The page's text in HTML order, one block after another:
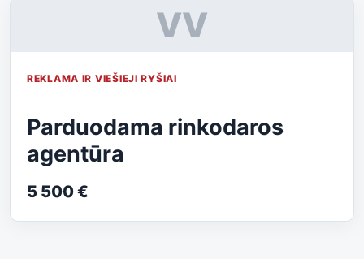
VV
REKLAMA IR VIEŠIEJI RYŠIAI
Parduodama rinkodaros
agentūra
5 500 €